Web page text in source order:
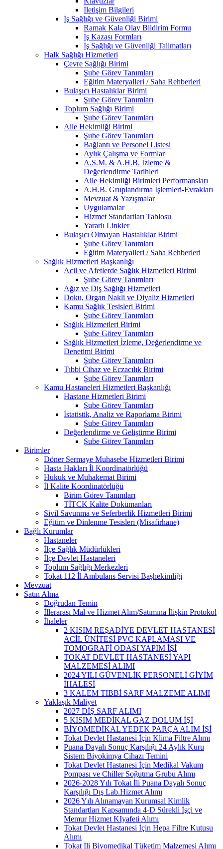
İletişim Bilgileri
İş Sağlığı ve Güvenliği Birimi
Ramak Kala Olay Bildirim Formu
İş Kazası Formları
İş Sağlığı ve Güvenliği Talimatları
Halk Sağlığı Hizmetleri
Çevre Sağlığı Birimi
Şube Görev Tanımları
Eğitim Materyalleri / Saha Rehberleri
Bulaşıcı Hastalıklar Birimi
Şube Görev Tanımları
Toplum Sağlığı Birimi
Şube Görev Tanımları
Aile Hekimliği Birimi
Şube Görev Tanımları
Bağlantı ve Personel Listesi
Aylık Çalışma ve Formlar
A.S.M. & A.H.B. İzleme &
Değerlendirme Tarihleri
Aile Hekimliği Birimleri Performansları
A.H.B. Gruplandırma İşlemleri-Evrakları
Mevzuat & Yazışmalar
Uygulamalar
Hizmet Standartları Tablosu
Yararlı Linkler
Bulaşıcı Olmayan Hastalıklar Birimi
Şube Görev Tanımları
Eğitim Materyalleri / Saha Rehberleri
Sağlık Hizmetleri Başkanlığı
Acil ve Afetlerde Sağlık Hizmetleri Birimi
Şube Görev Tanımları
Ağız ve Diş Sağlığı Hizmetleri
Doku, Organ Nakli ve Diyaliz Hizmetleri
Kamu Sağlık Tesisleri Birimi
Şube Görev Tanımları
Sağlık Hizmetleri Birimi
Şube Görev Tanımları
Sağlık Hizmetleri İzleme, Değerlendirme ve
Denetimi Birimi
Şube Görev Tanımları
Tıbbi Cihaz ve Eczacılık Birimi
Şube Görev Tanımları
Kamu Hastaneleri Hizmetleri Başkanlığı
Hastane Hizmetleri Birimi
Şube Görev Tanımları
İstatistik, Analiz ve Raporlama Birimi
Şube Görev Tanımları
Değerlendirme ve Geliştirme Birimi
Şube Görev Tanımları
Birimler
Döner Sermaye Muhasebe Hizmetleri Birimi
Hasta Hakları İl Koordinatörlüğü
Hukuk ve Muhakemat Birimi
İl Kalite Koordinatörlüğü
Birim Görev Tanımları
TİTCK Kalite Dokümanları
Sivil Savunma ve Seferberlik Hizmetleri Birimi
Eğitim ve Dinlenme Tesisleri (Misafirhane)
Bağlı Kurumlar
Hastaneler
İlçe Sağlık Müdürlükleri
İlçe Devlet Hastaneleri
Toplum Sağlığı Merkezleri
Tokat 112 İl Ambulans Servisi Başhekimliği
Mevzuat
Satın Alma
Doğrudan Temin
İllerarası Mal ve Hizmet Alım/Satımına İlişkin Protokol
İhaleler
2 KISIM REŞADİYE DEVLET HASTANESİ
ACİL ÜNİTESİ PVC KAPLAMASI VE
TOMOGRAFİ ODASI YAPIM İŞİ
TOKAT DEVLET HASTANESİ YAPI
MALZEMESİ ALIMI
2024 YILI GÜVENLİK PERSONELİ GİYİM
İHALESİ
3 KALEM TIBBİ SARF MALZEME ALIMI
Yaklaşık Maliyet
2027 DİŞ SARF ALIMI
5 KISIM MEDİKAL GAZ DOLUM İŞİ
BİYOMEDİKAL YEDEK PARÇA ALIM İŞİ
Tokat Devlet Hastanesi İçin Klima Filtre Alımı
Puana Dayalı Sonuç Karşılığı 24 Aylık Kuru
Sistem Biyokimya Cihazı Temini
Tokat Devlet Hastanesi İçin Medikal Vakum
Pompası ve Chiller Soğutma Grubu Alımı
2026-2028 Yılı Tokat İli Puana Dayalı Sonuç
Karşılığı Dış Lab.Hizmet Alımı
2026 Yılı Alınamayan Kurumsal Kimlik
Standartları Kapsamında 4-D Sürekli İşçi ve
Memur Hizmet KIyafeti Alımı
Tokat Devlet Hastanesi İçin Hepa Filtre Kutusu
Alımı
Tokat İli Biyomedikal Tüketim Malzemesi Alımı